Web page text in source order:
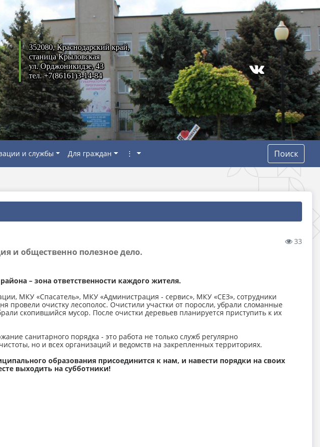
352080, Краснодарский край,
станица Крыловская
ул. Орджоникидзе, 43
тел. +7(86161)3-14-84
и службы Для граждан ⋮ Поиск
33
и общественно полезное дело.
– зона ответственности каждого жителя.
МКУ «Спасатель», МКУ «Администрация - сервис», МКУ «СЕЗ», сотрудники
провели очистку лесополос. Очистили участки от поросли, убрали сломанные
скопившийся мусор. После очистки деревьев планируется приступить к их
санитарного порядка - это работа не только служб регулярно
но и всех организаций и ведомств на закрепленных территориях.
образования присоединится к нам, и навести порядки на своих
выходить на субботники!